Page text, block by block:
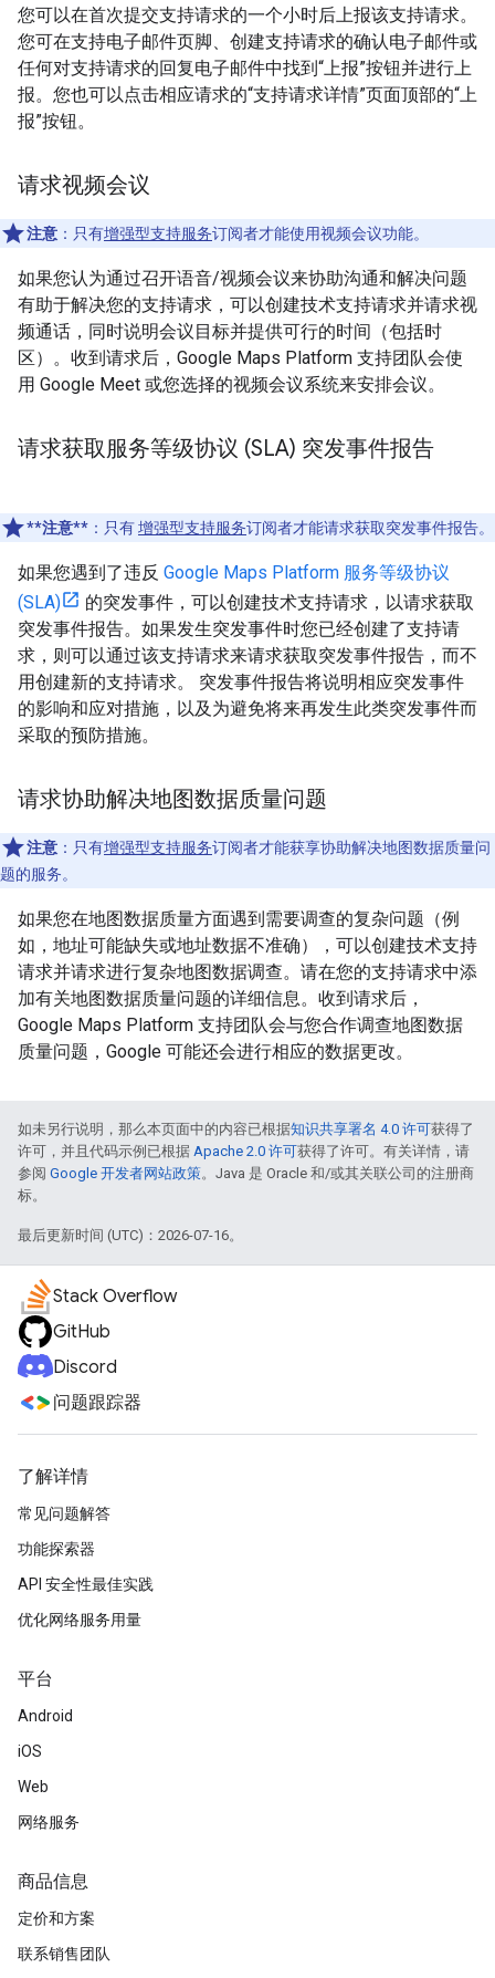
您可以在首次提交支持请求的一个小时后上报该支持请求。
您可在支持电子邮件页脚、创建支持请求的确认电子邮件或
任何对支持请求的回复电子邮件中找到“上报”按钮并进行上
报。您也可以点击相应请求的“支持请求详情”页面顶部的“上
报”按钮。
请求视频会议
注意 ：只有增强型支持服务订阅者才能使用视频会议功能。
如果您认为通过召开语音/视频会议来协助沟通和解决问题
有助于解决您的支持请求，可以创建技术支持请求并请求视
频通话，同时说明会议目标并提供可行的时间（包括时
区）。收到请求后，Google Maps Platform 支持团队会使
用 Google Meet 或您选择的视频会议系统来安排会议。
请求获取服务等级协议 (SLA) 突发事件报告
**注意** ：只有增强型支持服务订阅者才能请求获取突发事件报告。
如果您遇到了违反 Google Maps Platform 服务等级协议
(SLA)
的突发事件，可以创建技术支持请求，以请求获取
突发事件报告。如果发生突发事件时您已经创建了支持请
求，则可以通过该支持请求来请求获取突发事件报告，而不
用创建新的支持请求。 突发事件报告将说明相应突发事件
的影响和应对措施，以及为避免将来再发生此类突发事件而
采取的预防措施。
请求协助解决地图数据质量问题
注意 ：只有增强型支持服务订阅者才能获享协助解决地图数据质量问
题的服务。
如果您在地图数据质量方面遇到需要调查的复杂问题（例
如，地址可能缺失或地址数据不准确），可以创建技术支持
请求并请求进行复杂地图数据调查。请在您的支持请求中添
加有关地图数据质量问题的详细信息。收到请求后，
Google Maps Platform 支持团队会与您合作调查地图数据
质量问题，Google 可能还会进行相应的数据更改。
如未另行说明，那么本页面中的内容已根据知识共享署名 4.0 许可获得了
许可，并且代码示例已根据 Apache 2.0 许可获得了许可。有关详情，请
参阅 Google 开发者网站政策。Java 是 Oracle 和/或其关联公司的注册商
标。
最后更新时间 (UTC)：2026-07-16。
Stack Overflow
GitHub
Discord
问题跟踪器
了解详情
常见问题解答
功能探索器
API 安全性最佳实践
优化网络服务用量
平台
Android
iOS
Web
网络服务
商品信息
定价和方案
联系销售团队